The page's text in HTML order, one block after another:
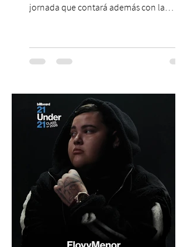
jornada que contará además con la
agosto, el Parque Arena Temuco será
escenario de una noche dedicada al indie
banda que llegará a la capital de La
Araucanía para ofrecer un show cargado
de energía, guitarras y canciones que han
marcado su breve pero exitosa trayectoria.